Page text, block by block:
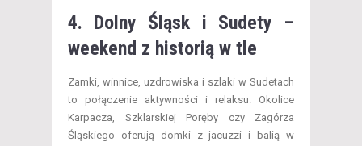
4. Dolny Śląsk i Sudety –
weekend z historią w tle
Zamki, winnice, uzdrowiska i szlaki w Sudetach
to połączenie aktywności i relaksu. Okolice
Karpacza, Szklarskiej Poręby czy Zagórza
Śląskiego oferują domki z jacuzzi i balią w